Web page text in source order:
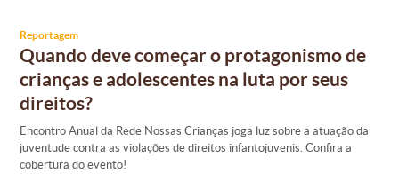
Reportagem
Quando deve começar o protagonismo de
crianças e adolescentes na luta por seus
direitos?
Encontro Anual da Rede Nossas Crianças joga luz sobre a atuação da
juventude contra as violações de direitos infantojuvenis. Confira a
cobertura do evento!